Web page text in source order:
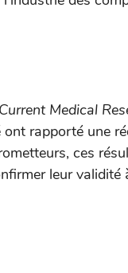
Current Medical
rapporté une
ces
leur validité